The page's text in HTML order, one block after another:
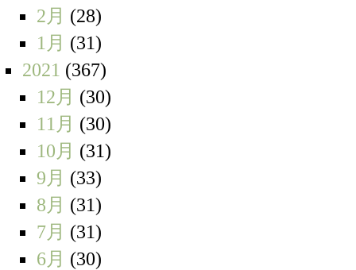
2月 (28)
1月 (31)
2021 (367)
12月 (30)
11月 (30)
10月 (31)
9月 (33)
8月 (31)
7月 (31)
6月 (30)